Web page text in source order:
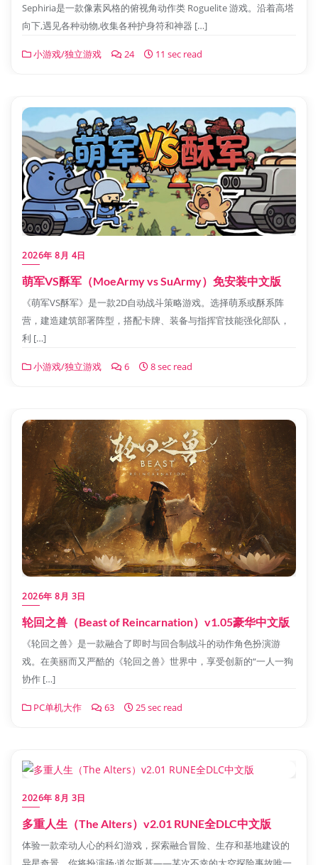
Sephiria是一款像素风格的俯视角动作类 Roguelite 游戏。沿着高塔
向下,遇见各种动物,收集各种护身符和神器 […]
小游戏/独立游戏 24 11 sec read
2026年 8月 4日
萌军VS酥军（MoeArmy vs SuArmy）免安装中文版
《萌军VS酥军》是一款2D自动战斗策略游戏。选择萌系或酥系阵
营，建造建筑部署阵型，搭配卡牌、装备与指挥官技能强化部队，
利 […]
小游戏/独立游戏 6 8 sec read
2026年 8月 3日
轮回之兽（Beast of Reincarnation）v1.05豪华中文版
《轮回之兽》是一款融合了即时与回合制战斗的动作角色扮演游
戏。在美丽而又严酷的《轮回之兽》世界中，享受创新的“一人一狗
协作 […]
PC单机大作 63 25 sec read
2026年 8月 3日
多重人生（The Alters）v2.01 RUNE全DLC中文版
体验一款牵动人心的科幻游戏，探索融合冒险、生存和基地建设的